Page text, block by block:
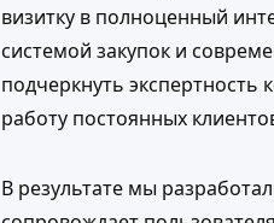
визитку в полноценный
системой закупок и
подчеркнуть
работу постоянных
В результате мы